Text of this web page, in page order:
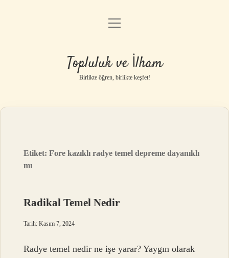
Anasayfa
Gizlilik Politikası
Yasal Uyarı
menüyü
Topluluk ve İlham
Birlikte öğren, birlikte keşfet!
Etiket:Fore kazıklı radye temel depreme dayanıklı
mı
Radikal Temel Nedir
Tarih: Kasım 7, 2024
Radye temel nedir ne işe yarar? Yaygın olarak